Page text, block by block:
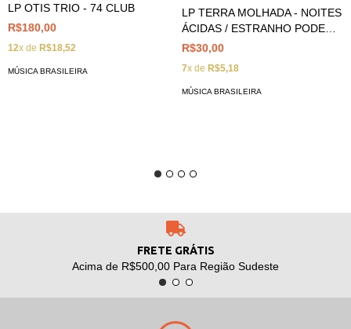
LP OTIS TRIO - 74 CLUB
R$180,00
12x de R$18,52
MÚSICA BRASILEIRA
LP TERRA MOLHADA - NOITES
ÁCIDAS / ESTRANHO PODER
(SINGLE 12")
R$30,00
7x de R$5,18
MÚSICA BRASILEIRA
FRETE GRÁTIS
Acima de R$500,00 Para Região Sudeste